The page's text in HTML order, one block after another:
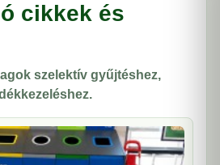
cikkek és
szelektív gyűjtéshez,